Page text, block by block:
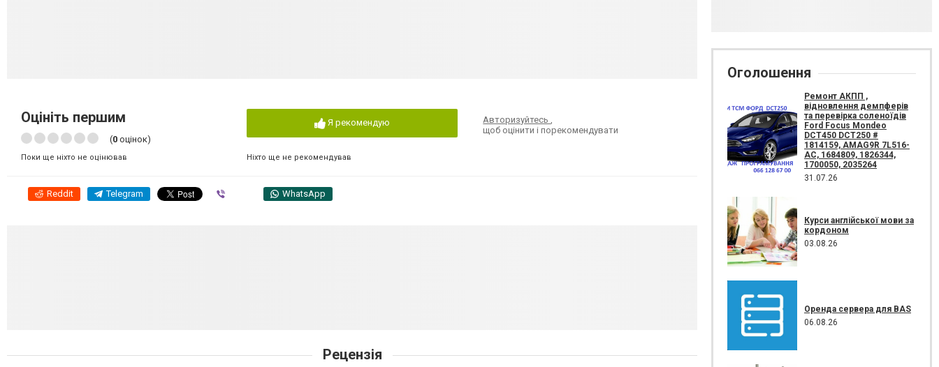
Оцініть першим
(0 оцінок)
Поки ще ніхто не оцінював
Я рекомендую
Ніхто ще не рекомендував
Авторизуйтесь
щоб оцінити і порекомендувати
Reddit Telegram WhatsApp
Рецензія
Оголошення
Ремонт АКПП ,
відновлення демпферів
та перевірка соленоїдів
Ford Focus Mondeo
DCT450 DCT250 #
1814159, AMAG9R 7L516-
AC, 1684809, 1826344,
1700050, 2035264
31.07.26
Курси англійської мови за
кордоном
03.08.26
Оренда сервера для BAS
06.08.26